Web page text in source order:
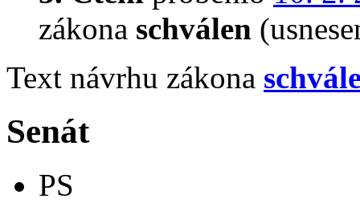
zákona schválen
Text návrhu zákona
Senát
PS